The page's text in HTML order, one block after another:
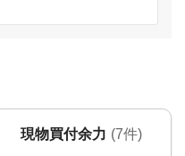
現物買付余力 (7件)